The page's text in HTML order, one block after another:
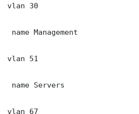
vlan 30
name Management
vlan 51
name Servers
vlan 67